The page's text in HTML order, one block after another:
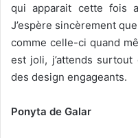
qui apparait cette fois
J’espère sincèrement
comme celle-ci quand
est joli, j’attends
des design engageants.
Ponyta de Galar